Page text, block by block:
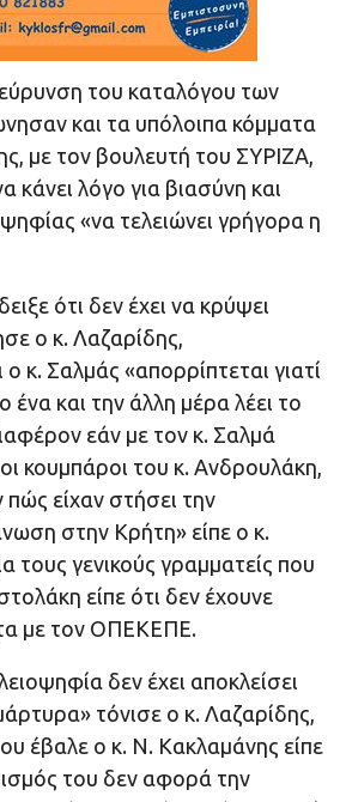
του καταλόγου των
και τα υπόλοιπα κόμματα
με τον βουλευτή του ΣΥΡΙΖΑ,
κάνει λόγο για βιασύνη και
«να τελειώνει γρήγορα η
ότι δεν έχει να κρύψει
ο κ. Λαζαρίδης,
κ. Σαλμάς «απορρίπτεται γιατί
ένα και την άλλη μέρα λέει το
εάν με τον κ. Σαλμά
κουμπάροι του κ. Ανδρουλάκη,
είχαν στήσει την
στην Κρήτη» είπε ο κ.
τους γενικούς γραμματείς που
είπε ότι δεν έχουνε
με τον ΟΠΕΚΕΠΕ.
δεν έχει αποκλείσει
τόνισε ο κ. Λαζαρίδης,
έβαλε ο κ. Ν. Κακλαμάνης είπε
του δεν αφορά την